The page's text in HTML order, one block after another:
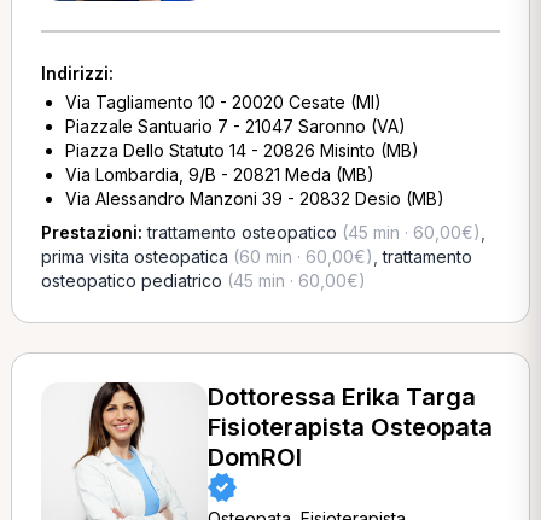
Indirizzi:
Via Tagliamento 10 - 20020 Cesate (MI)
Piazzale Santuario 7 - 21047 Saronno (VA)
Piazza Dello Statuto 14 - 20826 Misinto (MB)
Via Lombardia, 9/B - 20821 Meda (MB)
Via Alessandro Manzoni 39 - 20832 Desio (MB)
Prestazioni:trattamento osteopatico (45 min · 60,00€)
prima visita osteopatica (60 min · 60,00€) ,trattamento
osteopatico pediatrico (45 min · 60,00€)
Dottoressa Erika Targa
Fisioterapista Osteopata
DomROI